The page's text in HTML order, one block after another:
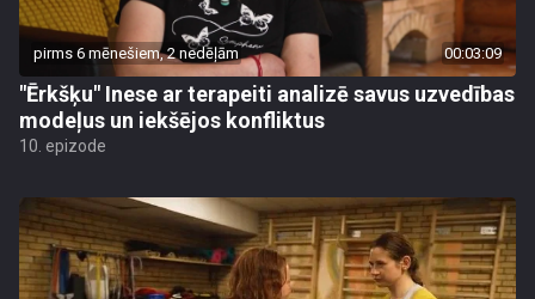
pirms 6 mēnešiem, 2 nedēļām 00:03:09
"Ērkšķu" Inese ar terapeiti analizē savus uzvedības
modeļus un iekšējos konfliktus
10. epizode